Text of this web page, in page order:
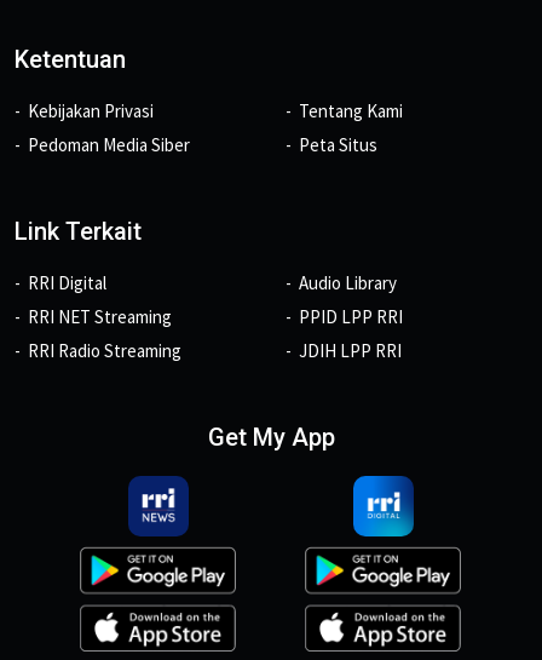
Ketentuan
Kebijakan Privasi
Pedoman Media Siber
Tentang Kami
Peta Situs
Link Terkait
RRI Digital
RRI NET Streaming
RRI Radio Streaming
Audio Library
PPID LPP RRI
JDIH LPP RRI
Get My App